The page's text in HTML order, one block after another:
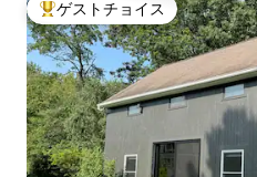
大好評のゲストチョイスです。
ゲストチョイス